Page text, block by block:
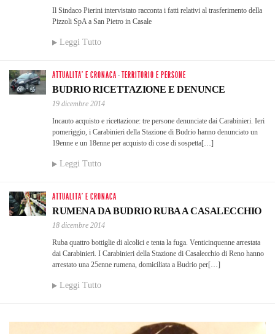
Il Sindaco Pierini intervistato racconta i fatti relativi al trasferimento della
Pizzoli SpA a San Pietro in Casale
Leggi Tutto
ATTUALITA' E CRONACA ·TERRITORIO E PERSONE
BUDRIO RICETTAZIONE E DENUNCE
19 dicembre 2014
Incauto acquisto e ricettazione: tre persone denunciate dai Carabinieri. Ieri
pomeriggio, i Carabinieri della Stazione di Budrio hanno denunciato un
19enne e un 18enne per acquisto di cose di sospetta[…]
Leggi Tutto
ATTUALITA' E CRONACA
RUMENA DA BUDRIO RUBA A CASALECCHIO
18 dicembre 2014
Ruba quattro bottiglie di alcolici e tenta la fuga. Venticinquenne arrestata
dai Carabinieri. I Carabinieri della Stazione di Casalecchio di Reno hanno
arrestato una 25enne rumena, domiciliata a Budrio per[…]
Leggi Tutto